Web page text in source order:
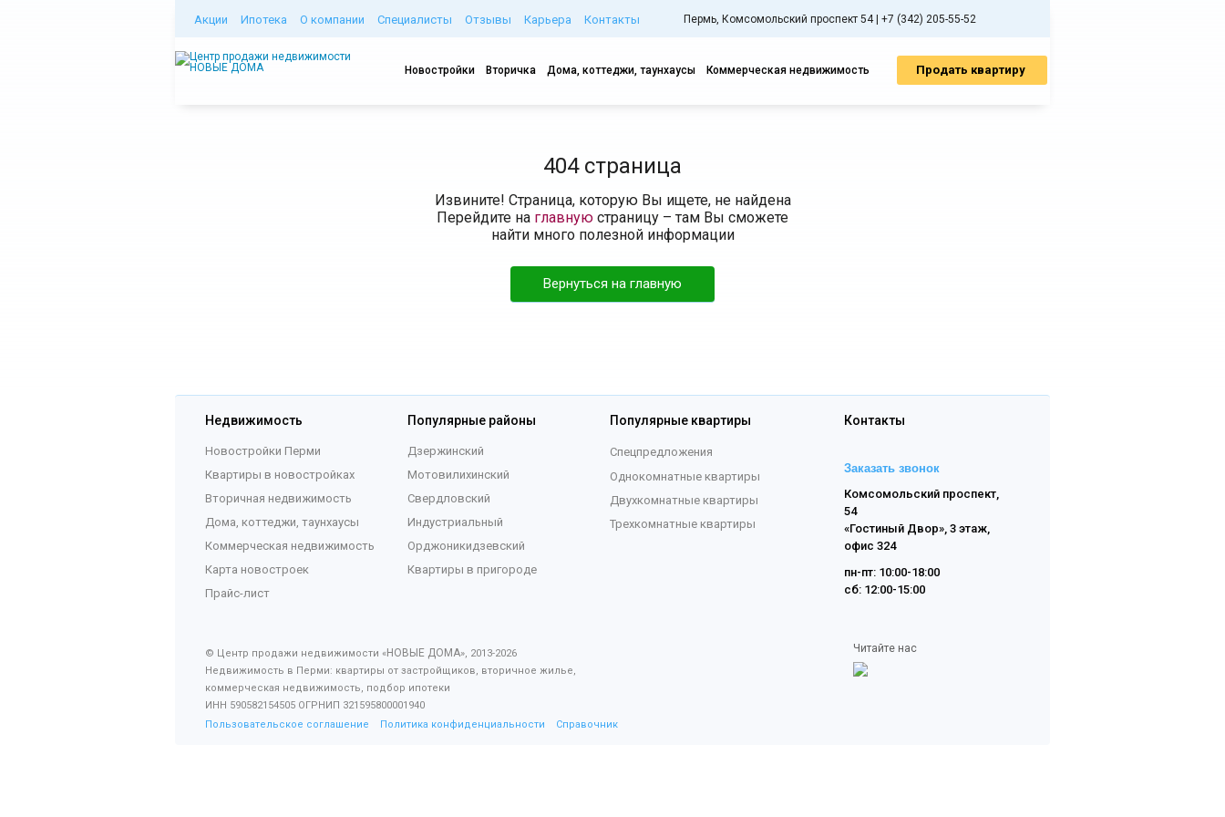
Акции Ипотека О компании Специалисты Отзывы Карьера Контакты Пермь, Комсомольский проспект 54 | +7 (342) 205-55-52
Новостройки Вторичка Дома, коттеджи, таунхаусы Коммерческая недвижимость Продать квартиру
404 страница
Извините! Страница, которую Вы ищете, не найдена
Перейдите на главную страницу – там Вы сможете
найти много полезной информации
Вернуться на главную
Недвижимость
Новостройки Перми
Квартиры в новостройках
Вторичная недвижимость
Дома, коттеджи, таунхаусы
Коммерческая недвижимость
Карта новостроек
Прайс-лист
Популярные районы
Дзержинский
Мотовилихинский
Свердловский
Индустриальный
Орджоникидзевский
Квартиры в пригороде
Популярные квартиры
Спецпредложения
Однокомнатные квартиры
Двухкомнатные квартиры
Трехкомнатные квартиры
Контакты
Заказать звонок
Комсомольский проспект,
54
«Гостиный Двор», 3 этаж,
офис 324
пн-пт: 10:00-18:00
сб: 12:00-15:00
© Центр продажи недвижимости «НОВЫЕ ДОМА», 2013-2026
Недвижимость в Перми: квартиры от застройщиков, вторичное жилье,
коммерческая недвижимость, подбор ипотеки
ИНН 590582154505 ОГРНИП 321595800001940
Пользовательское соглашение
Политика конфиденциальности Справочник
Читайте нас